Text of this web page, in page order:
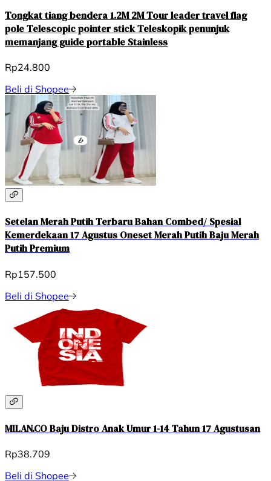
Tongkat tiang bendera 1.2M 2M Tour leader travel flag
pole Telescopic pointer stick Teleskopik penunjuk
memanjang guide portable Stainless
Rp24.800
Beli di Shopee
Setelan Merah Putih Terbaru Bahan Combed/ Spesial
Kemerdekaan 17 Agustus Oneset Merah Putih Baju Merah
Putih Premium
Rp157.500
Beli di Shopee
MILAN.CO Baju Distro Anak Umur 1-14 Tahun 17 Agustusan
Rp38.709
Beli di Shopee